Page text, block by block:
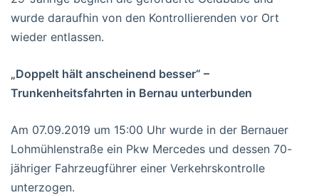
wurde daraufhin von den Kontrollierenden vor Ort
wieder entlassen.
„Doppelt hält anscheinend besser“ –
Trunkenheitsfahrten in Bernau unterbunden
Am 07.09.2019 um 15:00 Uhr wurde in der Bernauer
Lohmühlenstraße ein Pkw Mercedes und dessen 70-
jähriger Fahrzeugführer einer Verkehrskontrolle
unterzogen.